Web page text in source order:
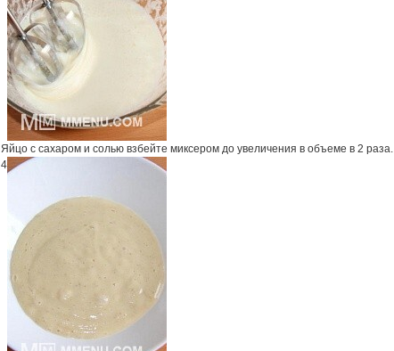
Яйцо с сахаром и солью взбейте миксером до увеличения в объеме в 2 раза.
4